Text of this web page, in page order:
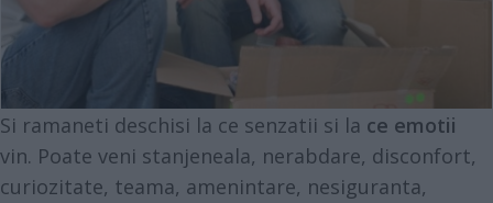
Si ramaneti deschisi la ce senzatii si la ce emotii
vin. Poate veni stanjeneala, nerabdare, disconfort,
curiozitate, teama, amenintare, nesiguranta,